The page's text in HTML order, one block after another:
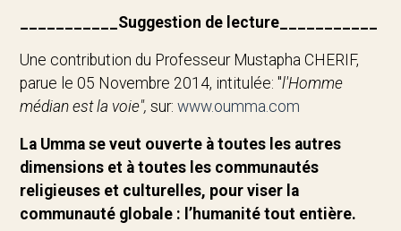
___________Suggestion de lecture
Une contribution du Professeur Mustapha CHERIF,
parue le 05 Novembre 2014, intitulée: "l'Homme
médian est la voie", sur: www.oumma.com
La Umma se veut ouverte à toutes les autres
dimensions et à toutes les communautés
religieuses et culturelles, pour viser la
communauté globale : l’humanité tout entière.